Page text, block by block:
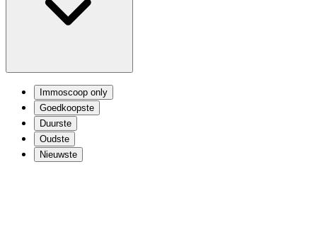
Immoscoop only
Goedkoopste
Duurste
Oudste
Nieuwste